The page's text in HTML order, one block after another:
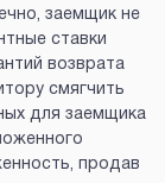
заемщик не
ставки
возврата
смягчить
для заемщика
продав